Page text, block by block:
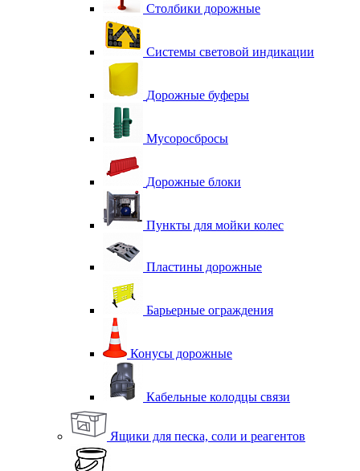
Столбики дорожные
Системы световой индикации
Дорожные буферы
Мусоросбросы
Дорожные блоки
Пункты для мойки колес
Пластины дорожные
Барьерные ограждения
Конусы дорожные
Кабельные колодцы связи
Ящики для песка, соли и реагентов